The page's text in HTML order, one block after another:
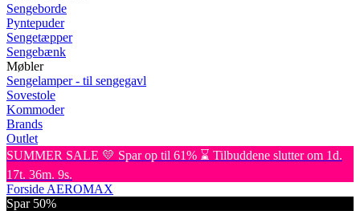
Sengeborde
Pyntepuder
Sengetæpper
Sengebænk
Møbler
Sengelamper - til sengegavl
Sovestole
Kommoder
Brands
Outlet
SUMMER SALE 💛 Spar op til 61% ⌛ Tilbuddene slutter om 1d.
17t. 36m. 9s.
Forside AEROMAX
Spar 50%